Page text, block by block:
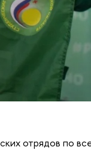
отрядов по